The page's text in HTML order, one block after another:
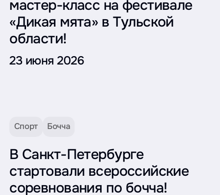
мастер-класс на фестивале
«Дикая мята» в Тульской
области!
23 июня 2026
Спорт Бочча
В Санкт-Петербурге
стартовали всероссийские
соревнования по бочча!